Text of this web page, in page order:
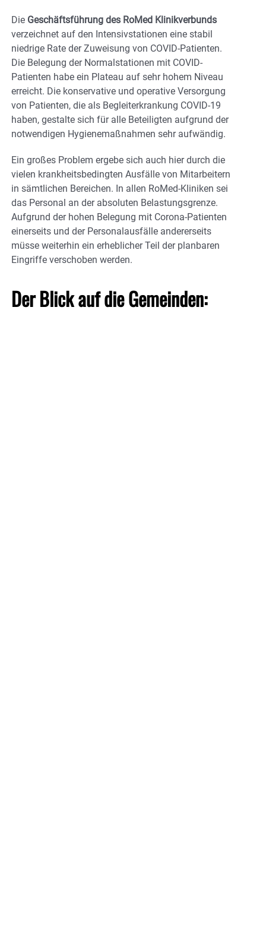
Die Geschäftsführung des RoMed Klinikverbunds
verzeichnet auf den Intensivstationen eine stabil
niedrige Rate der Zuweisung von COVID-Patienten.
Die Belegung der Normalstationen mit COVID-
Patienten habe ein Plateau auf sehr hohem Niveau
erreicht. Die konservative und operative Versorgung
von Patienten, die als Begleiterkrankung COVID-19
haben, gestalte sich für alle Beteiligten aufgrund der
notwendigen Hygienemaßnahmen sehr aufwändig.
Ein großes Problem ergebe sich auch hier durch die
vielen krankheitsbedingten Ausfälle von Mitarbeitern
in sämtlichen Bereichen. In allen RoMed-Kliniken sei
das Personal an der absoluten Belastungsgrenze.
Aufgrund der hohen Belegung mit Corona-Patienten
einerseits und der Personalausfälle andererseits
müsse weiterhin ein erheblicher Teil der planbaren
Eingriffe verschoben werden.
Der Blick auf die Gemeinden: